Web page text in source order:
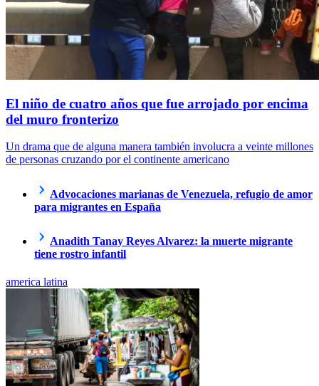
El niño de cuatro años que fue arrojado por encima
del muro fronterizo
Un drama que de alguna manera también involucra a veinte millones
de personas cruzando por el continente americano
Advocaciones marianas de Venezuela, refugio de amor
para migrantes en España
Anadith Tanay Reyes Alvarez: la muerte migrante
tiene rostro infantil
america latina